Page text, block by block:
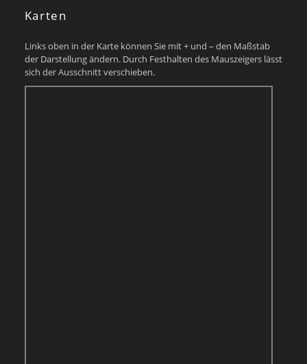
Karten
Links oben in der Karte können Sie mit + und – den Maßstab
der Darstellung ändern. Durch Festhalten des Mauszeigers lässt
sich der Ausschnitt verschieben.